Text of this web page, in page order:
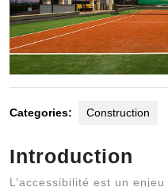
Categories: Construction
Introduction
L’accessibilité est un